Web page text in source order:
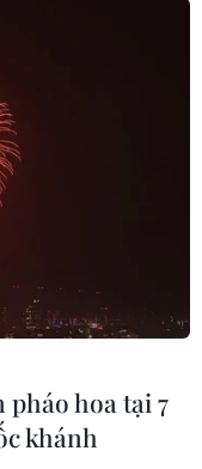
#VIB
sắc
hoa tại 7
khánh